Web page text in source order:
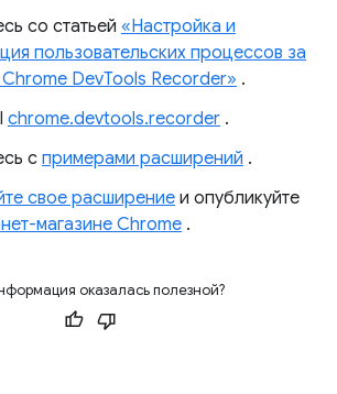
со статьей «Настройка и
пользовательских процессов за
DevTools Recorder» .
chrome.devtools.recorder .
с примерами расширений .
свое расширение и опубликуйте
магазине Chrome .
оказалась полезной?